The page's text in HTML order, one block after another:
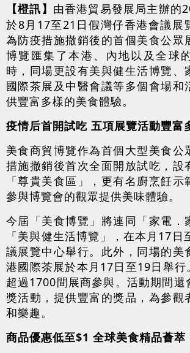
【橙訊】 由香港貿易發展局主辦的
於8月17至21日假灣仔香港會議展
為防疫措施撤銷後的首個美食公眾
博覽匯集了本港、內地以及全球
時，同場更設有美與健生活博覽、
國際茶展及中醫會議等多個會場和
供豐富多樣的美食體驗。
疫情后首開試吃 五項展覽活動豐富
美食商貿博覽作為首個大型美食公
措施撤銷後首次全面開放試吃，設
「尊貴美食區」，更有名廚烹飪示
參與博覽會的觀眾提供美味體驗。
今屆「美食博覽」將連同「家電．
「美與健生活博覽」，在本月17日
議展覽中心舉行。此外，同場的美
港國際茶展於本月17日至19日舉行
超過1700間展商參與。活動期間還
獎活動，提供豐富的獎品，為參觀
和樂趣。
商品優惠低至$1 全球美食精品薈萃